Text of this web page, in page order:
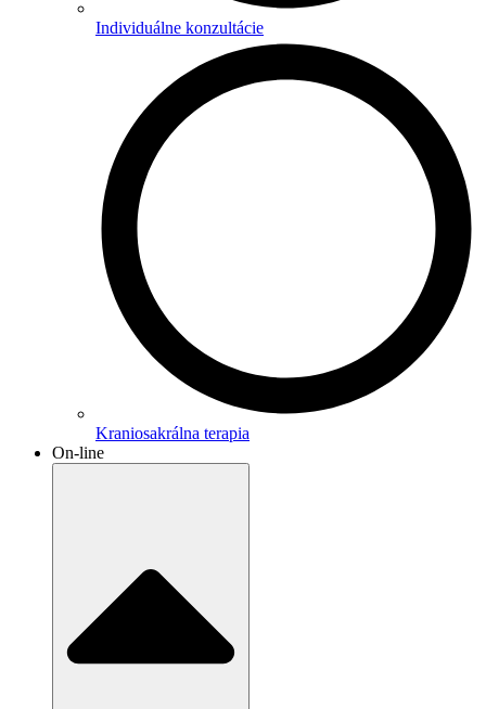
Individuálne konzultácie
Kraniosakrálna terapia
On-line